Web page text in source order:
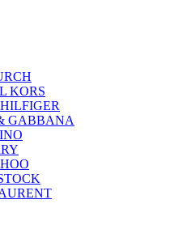
KORS
GABBANA